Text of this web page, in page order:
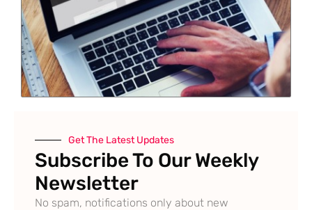
Get The Latest Updates
Subscribe To Our Weekly
Newsletter
No spam, notifications only about new